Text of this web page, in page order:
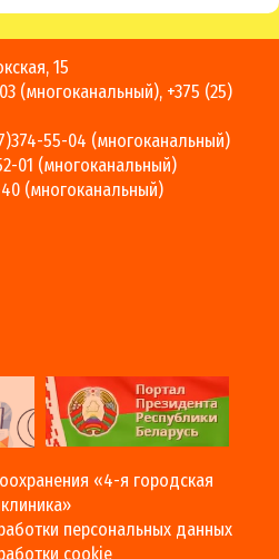
15
(многоканальный), +375 (25)
55-04 (многоканальный)
01 (многоканальный)
(многоканальный)
«4-я городская
персональных данных
cookie